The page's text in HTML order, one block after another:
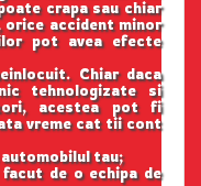
crapa sau chiar
orice accident minor
pot avea efecte
Chiar daca
tehnologizate si
acestea pot fi
vreme cat tii cont
tau;
de o echipa de